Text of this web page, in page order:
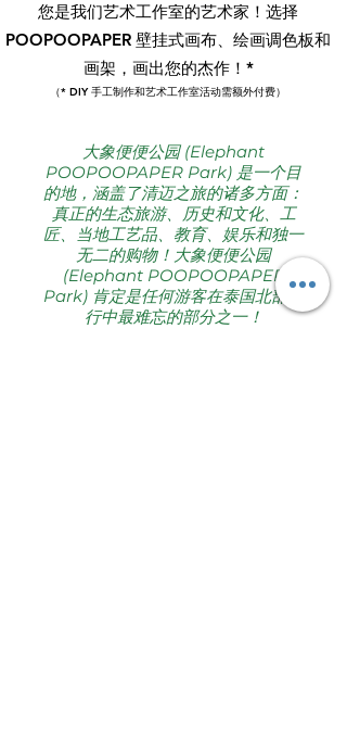
您是我们艺术工作室的艺术家！选择
POOPOOPAPER 壁挂式画布、绘画调色板和
画架，画出您的杰作！*
（* DIY 手工制作和艺术工作室活动需额外付费）
大象便便公园 (Elephant
POOPOOPAPER Park) 是一个目
的地，涵盖了清迈之旅的诸多方面：
真正的生态旅游、历史和文化、工
匠、当地工艺品、教育、娱乐和独一
无二的购物！大象便便公园
(Elephant POOPOOPAPER
Park) 肯定是任何游客在泰国北部旅
行中最难忘的部分之一！